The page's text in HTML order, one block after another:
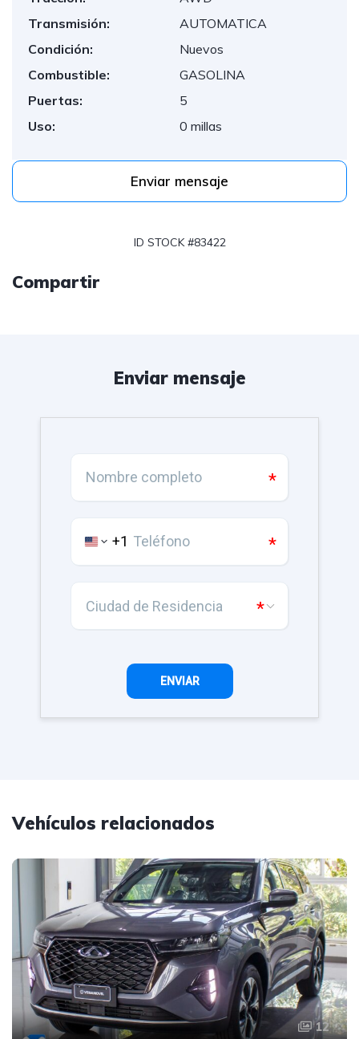
Transmisión:
AUTOMATICA
Condición:
Nuevos
Combustible:
GASOLINA
Puertas:
5
Uso:
0 millas
Enviar mensaje
ID STOCK #83422
Compartir
Enviar mensaje
Vehículos relacionados
12